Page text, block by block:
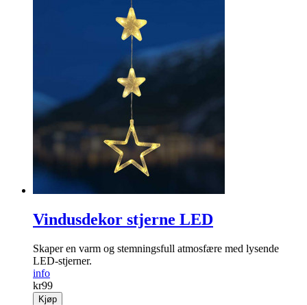
Vindusdekor stjerne LED
Skaper en varm og stemningsfull atmosfære med lysende
LED-stjerner.
info
kr99
Kjøp